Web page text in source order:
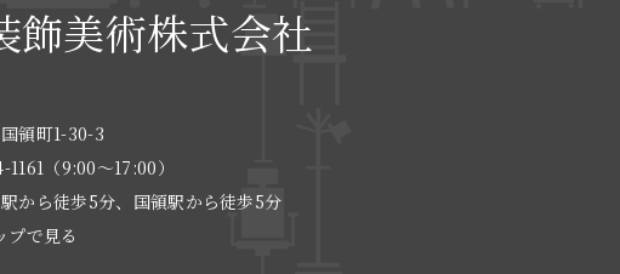
飾美術株式会社
領町1-30-3
（9:00〜17:00）
から徒歩5分、国領駅から徒歩5分
で見る